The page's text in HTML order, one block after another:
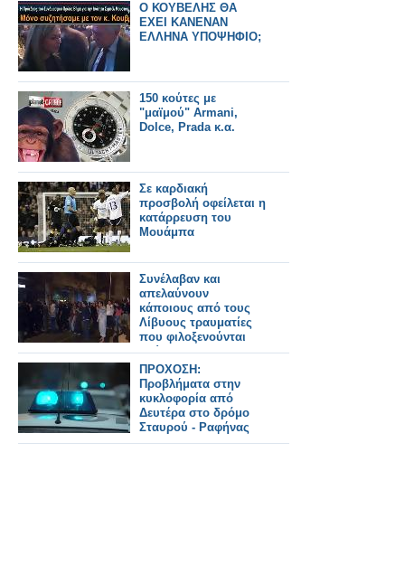
Ο ΚΟΥΒΕΛΗΣ ΘΑ
ΕΧΕΙ ΚΑΝΕΝΑΝ
ΕΛΛΗΝΑ ΥΠΟΨΗΦΙΟ;
150 κούτες με
"μαϊμού" Armani,
Dolce, Prada κ.α.
Σε καρδιακή
προσβολή οφείλεται η
κατάρρευση του
Μουάμπα
Συνέλαβαν και
απελαύνουν
κάποιους από τους
Λίβυους τραυματίες
που φιλοξενούνται
εδώ
ΠΡΟΧΟΣΗ:
Προβλήματα στην
κυκλοφορία από
Δευτέρα στο δρόμο
Σταυρού - Ραφήνας